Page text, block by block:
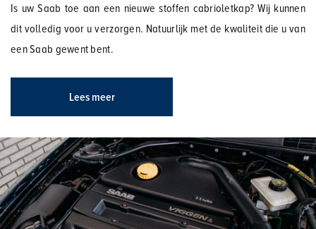
Is uw Saab toe aan een nieuwe stoffen cabrioletkap? Wij kunnen
dit volledig voor u verzorgen. Natuurlijk met de kwaliteit die u van
een Saab gewent bent.
Lees meer